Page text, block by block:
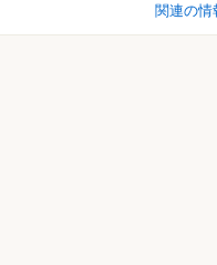
関連の情